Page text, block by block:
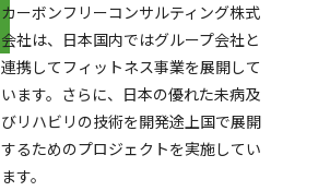
カーボンフリーコンサルティング株式
会社は、日本国内ではグループ会社と
連携してフィットネス事業を展開して
います。さらに、日本の優れた未病及
びリハビリの技術を開発途上国で展開
するためのプロジェクトを実施してい
ます。